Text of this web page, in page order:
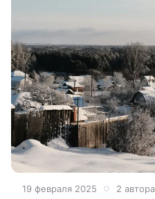
19 февраля 2025 2 автора